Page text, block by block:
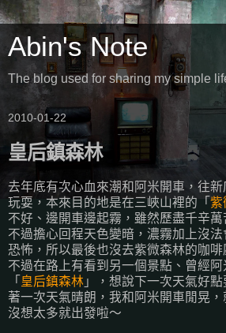
Abin's Note
The blog used for sharing my simple
2010-01-22
皇后鎮森林
去年底有次心血來潮和阿米開車，往
玩耍，本來目的地是在三峽山裡的「 紫
不好、邊開車邊起霧，雖然歷盡千辛萬
不過擔心回程天色變暗，濃霧加上沒
恐怖，所以最後也沒去紫微森林的咖啡
不過在路上有看到另一個景點、曾經
「 皇后鎮森林 」，想說下一次天氣好
著一次天氣晴朗，我和阿米開車閒晃，
沒想太多就出發啦～